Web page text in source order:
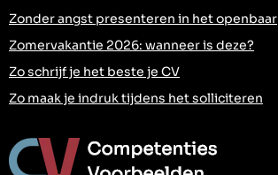
Zonder angst presenteren in het openbaar
Zomervakantie 2026: wanneer is deze?
Zo schrijf je het beste je CV
Zo maak je indruk tijdens het solliciteren